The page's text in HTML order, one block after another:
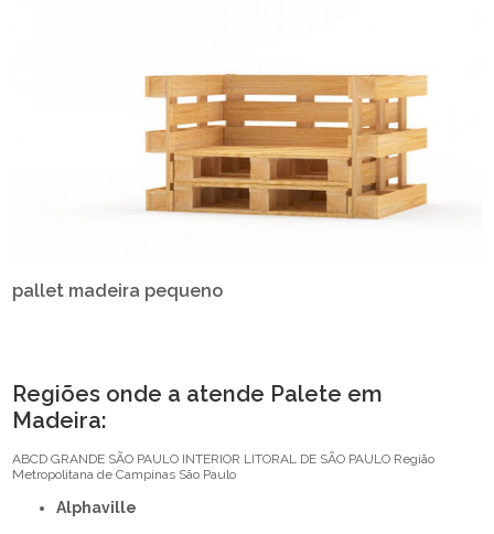
pallet madeira pequeno
Regiões onde a atende Palete em
Madeira:
ABCD GRANDE SÃO PAULO INTERIOR LITORAL DE SÃO PAULO Região
Metropolitana de Campinas São Paulo
Alphaville